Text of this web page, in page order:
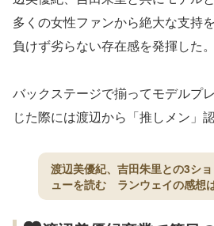
多くの女性ファンから絶大な支持
負けず劣らない存在感を発揮した。
バックステージで揃ってモデルプ
じた際には渡辺から「推しメン」
渡辺美優紀、吉田朱里との3シ
ューを読む ランウェイの感想